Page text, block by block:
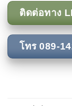
ติดต่อทาง
โทร 089-